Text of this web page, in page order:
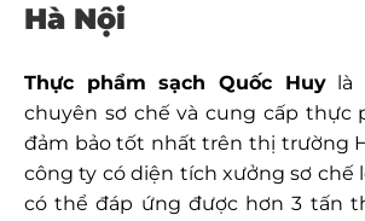
Hà Nội
Thực phẩm sạch Quốc Huylà
chuyên sơ chế và cung cấp thực
đảm bảo tốt nhất trên thị trường
công ty có diện tích xưởng sơ chế
có thể đáp ứng được hơn 3 tấn